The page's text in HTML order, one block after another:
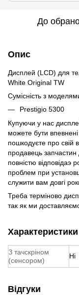
До
Опис
Дисплей (LCD) для
White Original TW
Сумісність з
Prestigio 5300
Купуючи у нас
можете бути
пошкодуєте про свій
продавець
повністю
проблем при
служити вам довгі
Треба терміново
так як ми
Характеристики
З тачскріном
(сенсором)
Ні
Відгуки